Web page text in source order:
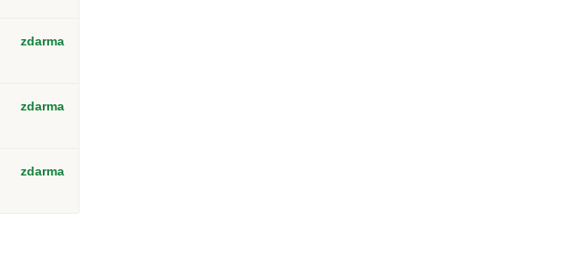
zdarma
zdarma
zdarma